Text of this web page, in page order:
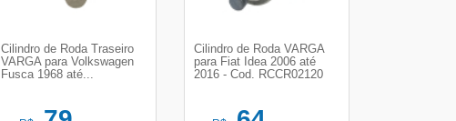
Cilindro de Roda Traseiro
VARGA para Volkswagen
Fusca 1968 até...
Cilindro de Roda VARGA
para Fiat Idea 2006 até
2016 - Cod. RCCR02120